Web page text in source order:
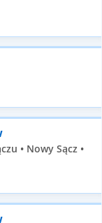
• Nowy Sącz •